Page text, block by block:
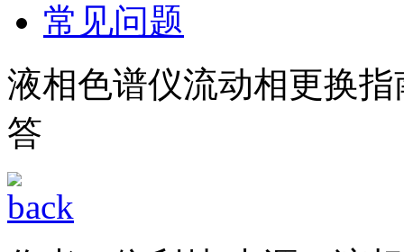
常见问题
液相色谱仪流动相更换
答